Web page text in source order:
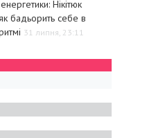
Нікітюк
бадьорить себе в
31 липня, 23:11